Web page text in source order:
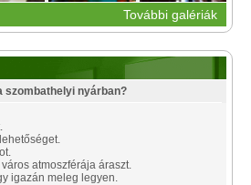
További galériák
szombathelyi nyárban?
atmoszférája áraszt.
igazán meleg legyen.